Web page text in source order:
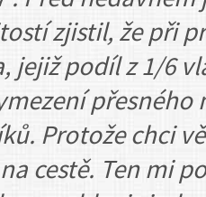
zjistil, že při
jejiž podíl z 1/6
Protože chci
cestě. Ten mi